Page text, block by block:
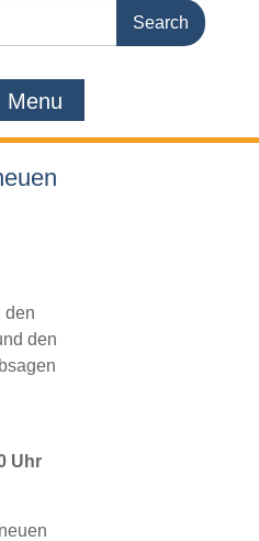
Menu
den
den
Uhr